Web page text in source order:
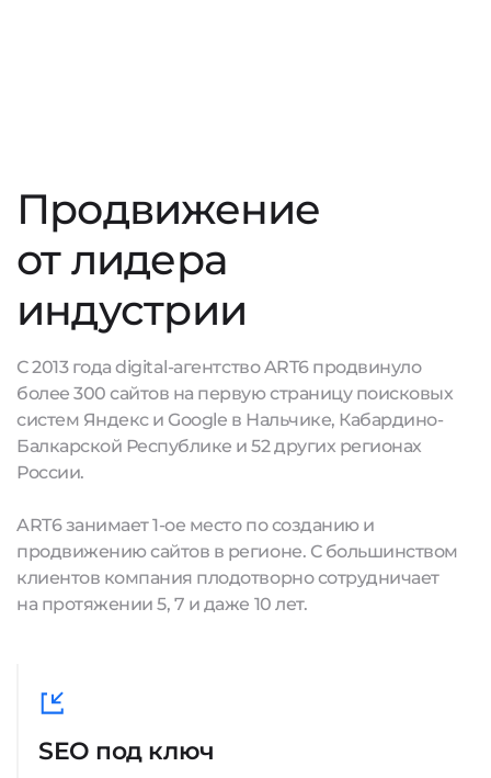
Продвижение
от лидера
индустрии
С 2013 года digital-агентство ART6 продвинуло
более 300 сайтов на первую страницу поисковых
систем Яндекс и Google в Нальчике, Кабардино-
Балкарской Республике и 52 других регионах
России.
ART6 занимает 1-ое место по созданию и
продвижению сайтов в регионе. С большинством
клиентов компания плодотворно сотрудничает
на протяжении 5, 7 и даже 10 лет.
SEO под ключ